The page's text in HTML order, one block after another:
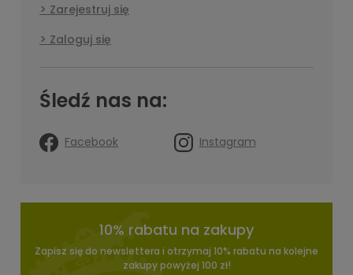
Zarejestruj się
Zaloguj się
Śledź nas na:
Facebook Instagram
10% rabatu na zakupy
Zapisz się do newslettera i otrzymaj 10% rabatu na kolejne
zakupy powyżej 100 zł!